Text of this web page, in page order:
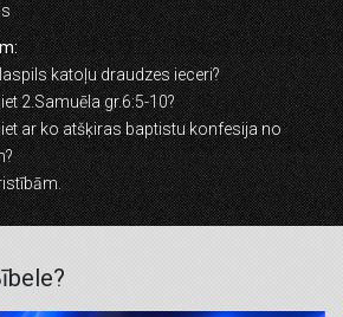
katoļu draudzes ieceri?
2.Samuēla gr.6:5-10?
ar ko atšķiras baptistu konfesija no